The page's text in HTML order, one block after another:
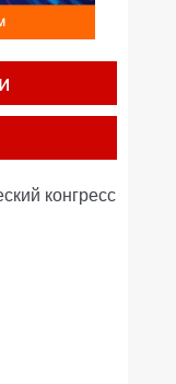
конгресс